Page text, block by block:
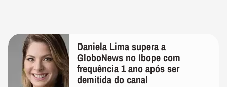
Daniela Lima supera a
GloboNews no Ibope com
frequência 1 ano após ser
demitida do canal